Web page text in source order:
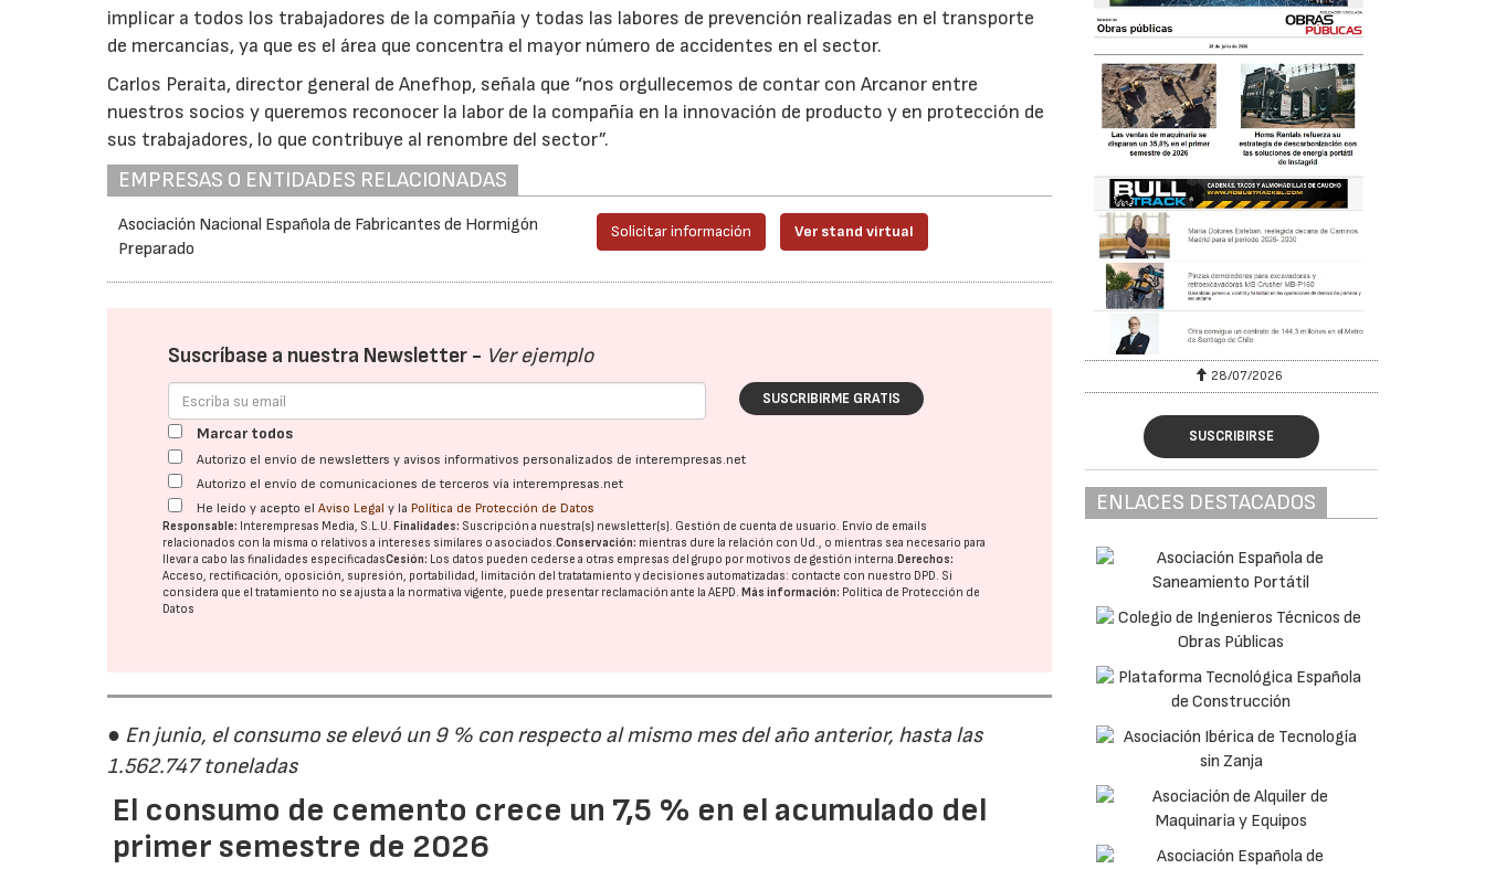
implicar a todos los trabajadores de la compañía y todas las labores de prevención realizadas en el transporte
de mercancías, ya que es el área que concentra el mayor número de accidentes en el sector.
Carlos Peraita, director general de Anefhop, señala que “nos orgullecemos de contar con Arcanor entre
nuestros socios y queremos reconocer la labor de la compañía en la innovación de producto y en protección de
sus trabajadores, lo que contribuye al renombre del sector”.
EMPRESAS O ENTIDADES RELACIONADAS
Asociación Nacional Española de Fabricantes de Hormigón
Preparado
Solicitar información Ver stand virtual
Suscríbase a nuestra Newsletter - Ver ejemplo
SUSCRIBIRME GRATIS
Marcar todos
Autorizo el envío de newsletters y avisos informativos personalizados de interempresas.net
Autorizo el envío de comunicaciones de terceros vía interempresas.net
He leído y acepto elAviso Legal y la Política de Protección de Datos
Responsable: Interempresas Media, S.L.U. Finalidades: Suscripción a nuestra(s) newsletter(s). Gestión de cuenta de usuario. Envío de emails
relacionados con la misma o relativos a intereses similares o asociados.Conservación: mientras dure la relación con Ud., o mientras sea necesario para
llevar a cabo las finalidades especificadasCesión: Los datos pueden cederse a otras empresas del grupo por motivos de gestión interna. Derechos:
Acceso, rectificación, oposición, supresión, portabilidad, limitación del tratatamiento y decisiones automatizadas: contacte con nuestro DPD. Si
considera que el tratamiento no se ajusta a la normativa vigente, puede presentar reclamación ante laAEPD. Más información: Política de Protección de
Datos
● En junio, el consumo se elevó un 9 % con respecto al mismo mes del año anterior, hasta las
1.562.747 toneladas
El consumo de cemento crece un 7,5 % en el acumulado del
primer semestre de 2026
28/07/2026
SUSCRIBIRSE
ENLACES DESTACADOS